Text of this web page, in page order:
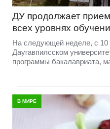
ДУ продолжает
всех уровнях
На следующей неделе, с 10
Даугавпилсском
программы бакалавриата,
В МИРЕ